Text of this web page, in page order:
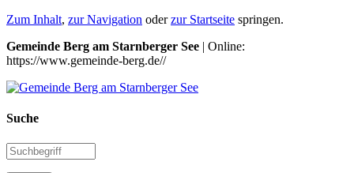
Zum Inhalt, zur Navigation oderzur Startseite springen.
Gemeinde Berg am Starnberger See | Online:
https://www.gemeinde-berg.de//
Suche